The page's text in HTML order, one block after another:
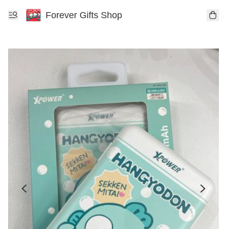
Forever Gifts Shop